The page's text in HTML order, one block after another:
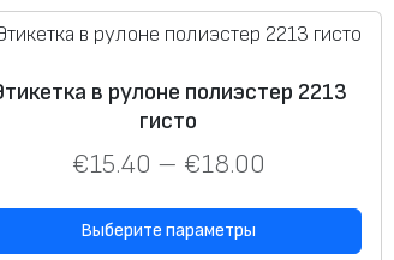
о
в
р
л
о
в рулоне полиэстер 2213
гисто
€15.40 – €18.00
Выберите параметры